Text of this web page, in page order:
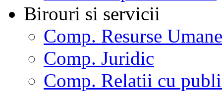
Birouri si servicii
Comp. Resurse Umane
Comp. Juridic
Comp. Relatii cu